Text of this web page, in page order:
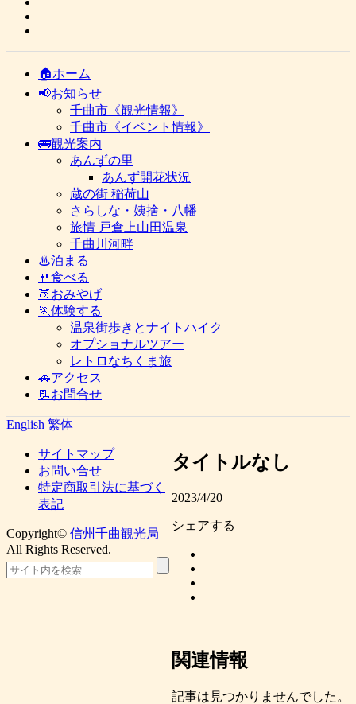
🏠ホーム
📢お知らせ
千曲市《観光情報》
千曲市《イベント情報》
🚌観光案内
あんずの里
あんず開花状況
蔵の街 稲荷山
さらしな・姨捨・八幡
旅情 戸倉上山田温泉
千曲川河畔
♨泊まる
🍴食べる
🍑おみやげ
🏃体験する
温泉街歩きとナイトハイク
オプショナルツアー
レトロなちくま旅
🚗アクセス
📃お問合せ
English 繁体
タイトルなし
2023/4/20
シェアする
関連情報
記事は見つかりませんでした。
サイトマップ
お問い合せ
特定商取引法に基づく
表記
Copyright© 信州千曲観光局
All Rights Reserved.